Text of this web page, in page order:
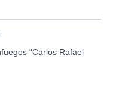
“Carlos Rafael